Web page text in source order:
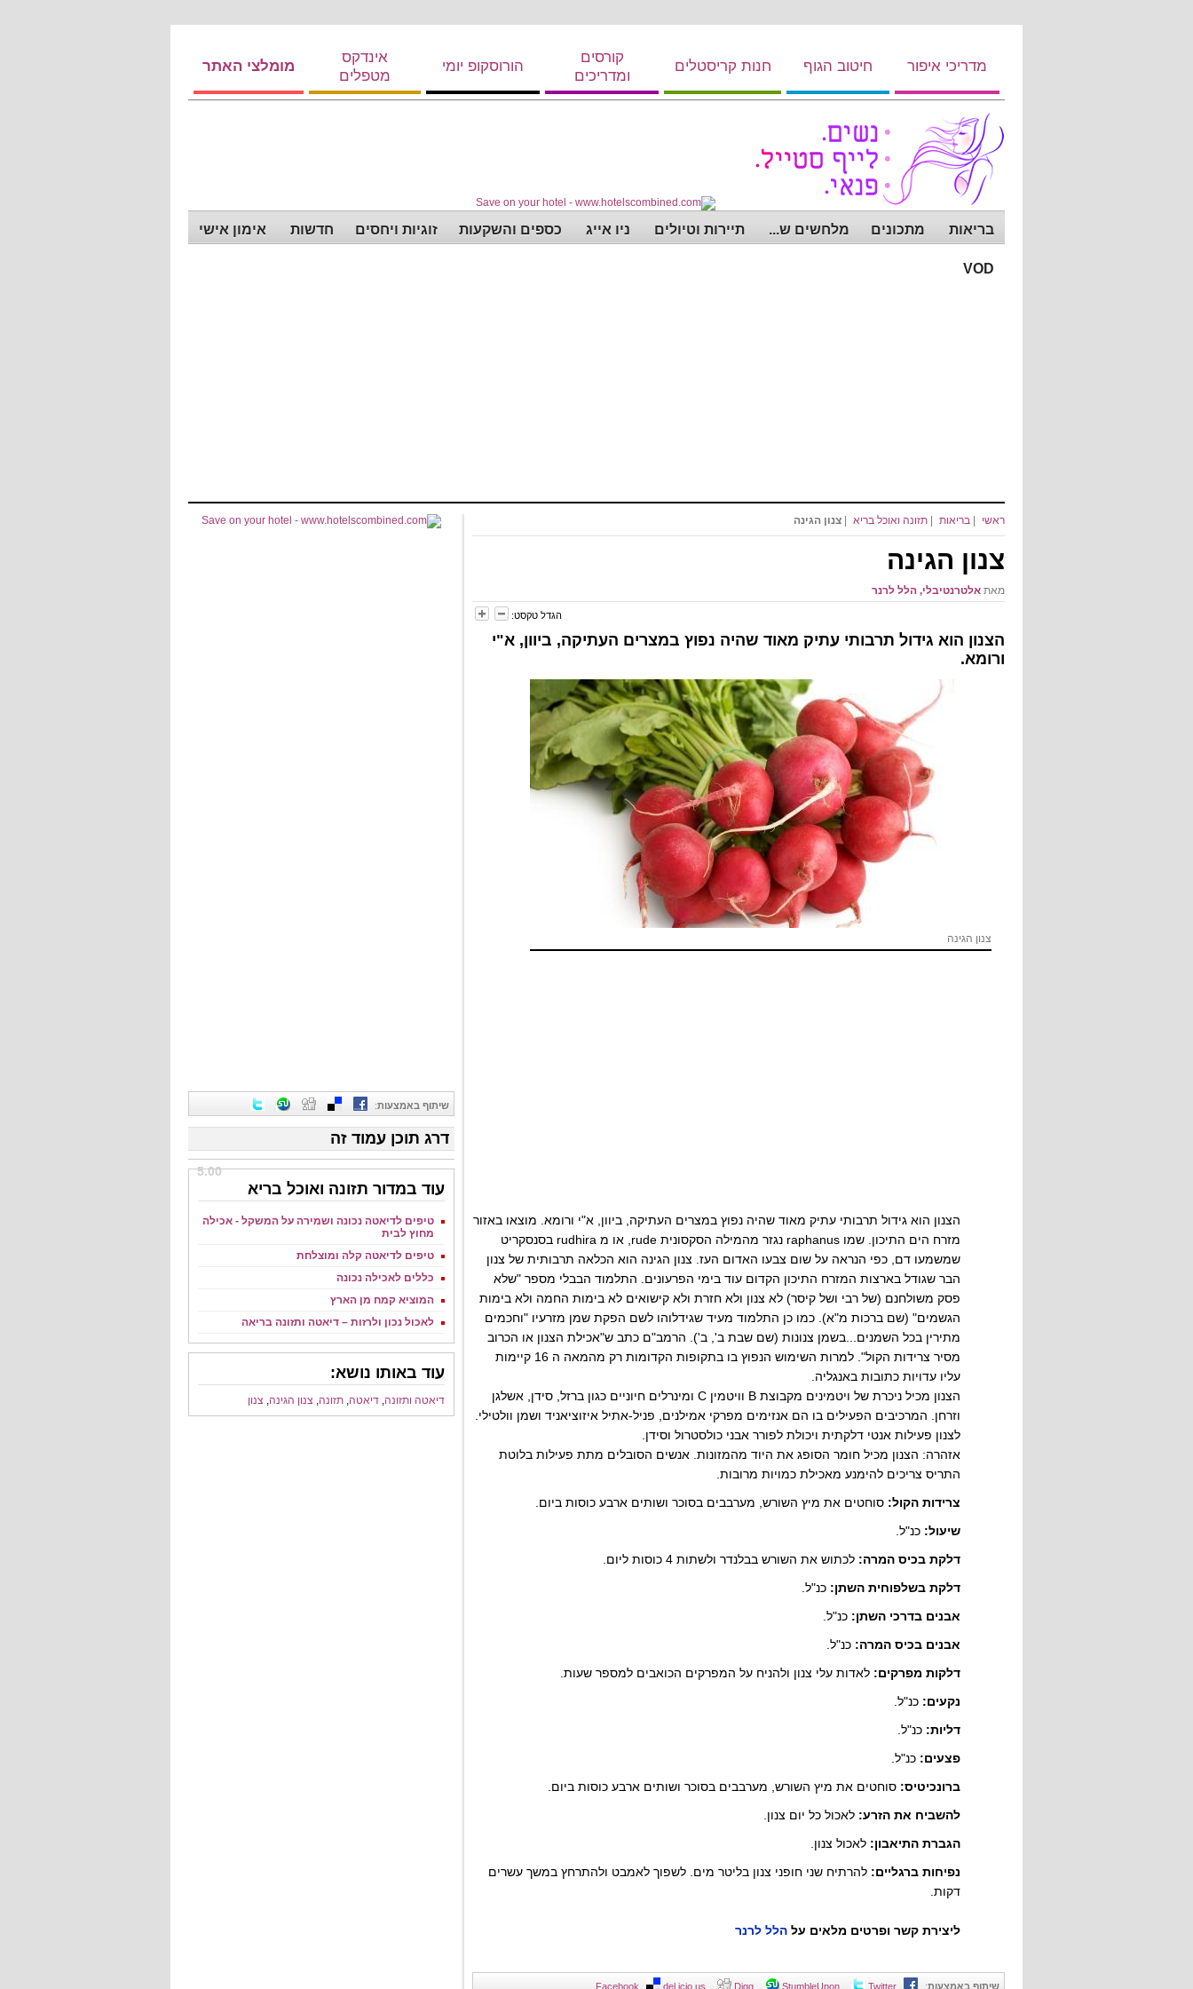
מדריכי איפור חיטוב הגוף חנות קריסטלים
קורסים
ומדריכים
הורוסקופ יומי
אינדקס
מטפלים
מומלצי האתר
בריאות מתכונים מלחשים ש... תיירות וטיולים ניו אייג כספים והשקעות זוגיות ויחסים חדשות אימון אישי
VOD
ראשי בריאות תזונה ואוכל בריא צנון הגינה
צנון הגינה
מאת אלטרנטיבלי, הלל לרנר
הגדל טקסט:
הצנון הוא גידול תרבותי עתיק מאוד שהיה נפוץ במצרים העתיקה, ביוון, א"י
ורומא.
צנון הגינה
הצנון הוא גידול תרבותי עתיק מאוד שהיה נפוץ במצרים העתיקה, ביוון, א"י ורומא. מוצאו באזור
מזרח הים התיכון. שמו raphanus נגזר מהמילה הסקסונית rude, או מ rudhira בסנסקריט
שמשמעו דם, כפי הנראה על שום צבעו האדום העז. צנון הגינה הוא הכלאה תרבותית של צנון
הבר שגודל בארצות המזרח התיכון הקדום עוד בימי הפרעונים. התלמוד הבבלי מספר "שלא
פסק משולחנם (של רבי ושל קיסר) לא צנון ולא חזרת ולא קישואים לא בימות החמה ולא בימות
הגשמים" (שם ברכות מ"א). כמו כן התלמוד מעיד שגידלוהו לשם הפקת שמן מזרעיו "וחכמים
מתירין בכל השמנים...בשמן צנונות (שם שבת ב', ב'). הרמב"ם כתב ש"אכילת הצנון או הכרוב
מסיר צרידות הקול". למרות השימוש הנפוץ בו בתקופות הקדומות רק מהמאה ה 16 קיימות
עליו עדויות כתובות באנגליה.
הצנון מכיל ניכרת של ויטמינים מקבוצת B וויטמין C ומינרלים חיוניים כגון ברזל, סידן, אשלגן
וזרחן. המרכיבים הפעילים בו הם אנזימים מפרקי אמילנים, פניל-אתיל איזוציאניד ושמן וולטילי.
לצנון פעילות אנטי דלקתית ויכולת לפורר אבני כולסטרול וסידן.
אזהרה: הצנון מכיל חומר הסופג את היוד מהמזונות. אנשים הסובלים מתת פעילות בלוטת
התריס צריכים להימנע מאכילת כמויות מרובות.
צרידות הקול: סוחטים את מיץ השורש, מערבבים בסוכר ושותים ארבע כוסות ביום.
שיעול: כנ"ל.
דלקת בכיס המרה: לכתוש את השורש בבלנדר ולשתות 4 כוסות ליום.
דלקת בשלפוחית השתן: כנ"ל.
אבנים בדרכי השתן: כנ"ל.
אבנים בכיס המרה: כנ"ל.
דלקות מפרקים: לאדות עלי צנון ולהניח על המפרקים הכואבים למספר שעות.
נקעים: כנ"ל.
דליות: כנ"ל.
פצעים: כנ"ל.
ברונכיטיס: סוחטים את מיץ השורש, מערבבים בסוכר ושותים ארבע כוסות ביום.
להשביח את הזרע: לאכול כל יום צנון.
הגברת התיאבון: לאכול צנון.
נפיחות ברגליים: להרתיח שני חופני צנון בליטר מים. לשפוך לאמבט ולהתרחץ במשך עשרים
דקות.
ליצירת קשר ופרטים מלאים על הלל לרנר
שיתוף באמצעות:
Facebook del.icio.us Digg StumbleUpon Twitter
שיתוף באמצעות:
דרג תוכן עמוד זה
5.00
עוד במדור תזונה ואוכל בריא
טיפים לדיאטה נכונה ושמירה על המשקל - אכילה
מחוץ לבית
טיפים לדיאטה קלה ומוצלחת
כללים לאכילה נכונה
המוציא קמח מן הארץ
לאכול נכון ולרזות – דיאטה ותזונה בריאה
עוד באותו נושא:
דיאטה ותזונה, דיאטה, תזונה, צנון הגינה, צנון